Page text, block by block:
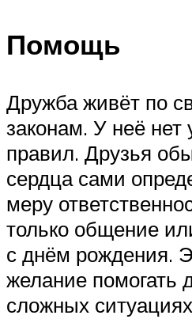
Помощь
Дружба живёт по
законам. У неё нет
правил. Друзья
сердца сами
меру
только общение
с днём рождения.
желание помогать
сложных